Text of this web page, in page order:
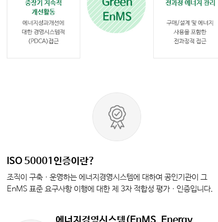
ISO 50001인증이란?
조직이 구축ㆍ운영하는 에너지경영시스템에 대하여 공인기관이 그
EnMS 표준 요구사항 이행에 대한 제 3자 적합성 평가ㆍ인증입니다.